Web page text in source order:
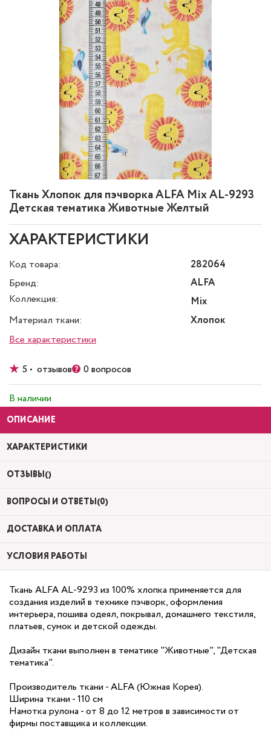
Ткань Хлопок для пэчворка ALFA Mix AL-9293
Детская тематика Животные Желтый
ХАРАКТЕРИСТИКИ
Код товара:
282064
Бренд:
ALFA
Коллекция:
Mix
Материал ткани:
Хлопок
Все характеристики
5 • отзывов 0 вопросов
В наличии
ОПИСАНИЕ
ХАРАКТЕРИСТИКИ
ОТЗЫВЫ()
ВОПРОСЫ И ОТВЕТЫ(0)
ДОСТАВКА И ОПЛАТА
УСЛОВИЯ РАБОТЫ
Ткань ALFA AL-9293 из 100% хлопка применяется для
создания изделий в технике пэчворк, оформления
интерьера, пошива одеял, покрывал, домашнего текстиля,
платьев, сумок и детской одежды.
Дизайн ткани выполнен в тематике "Животные", "Детская
тематика".
Производитель ткани - ALFA (Южная Корея).
Ширина ткани - 110 см
Намотка рулона - от 8 до 12 метров в зависимости от
фирмы поставщика и коллекции.